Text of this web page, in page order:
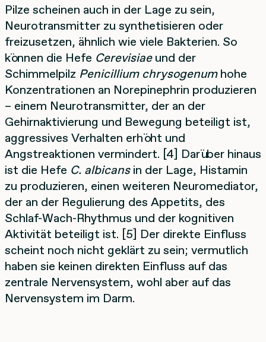
Pilze scheinen auch in der Lage zu sein,
Neurotransmitter zu synthetisieren oder
freizusetzen, ähnlich wie viele Bakterien. So
können die Hefe Cerevisiaeund der
Schimmelpilz Penicillium chrysogenumhohe
Konzentrationen an Norepinephrin produzieren
– einem Neurotransmitter, der an der
Gehirnaktivierung und Bewegung beteiligt ist,
aggressives Verhalten erhöht und
Angstreaktionen vermindert. [4] Darüber hinaus
ist die Hefe C. albicansin der Lage, Histamin
zu produzieren, einen weiteren Neuromediator,
der an der Regulierung des Appetits, des
Schlaf-Wach-Rhythmus und der kognitiven
Aktivität beteiligt ist. [5] Der direkte Einfluss
scheint noch nicht geklärt zu sein; vermutlich
haben sie keinen direkten Einfluss auf das
zentrale Nervensystem, wohl aber auf das
Nervensystem im Darm.